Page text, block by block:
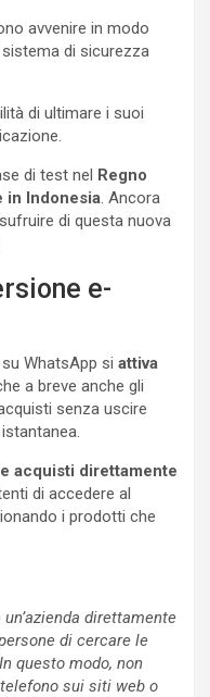
avvenire in modo
di sicurezza
di ultimare i suoi
di test nel Regno
in Indonesia . Ancora
di questa nuova
e-
WhatsApp si attiva
a breve anche gli
senza uscire
acquisti direttamente
di accedere al
i prodotti che
direttamente
di cercare le
questo modo, non
sui siti web o